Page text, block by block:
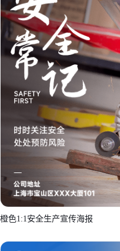
橙色1:1安全生产宣传海报